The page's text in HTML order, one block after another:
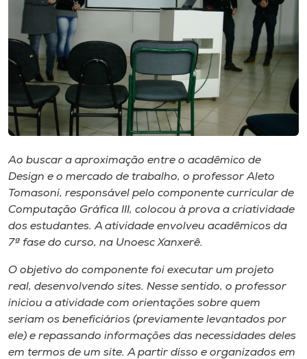
Editora
Rádio
Museu
Store
Selecione
o idioma
Ao buscar a aproximação entre o acadêmico de
Design e o mercado de trabalho, o professor Aleto
Tomasoni, responsável pelo componente curricular de
Computação Gráfica III, colocou à prova a criatividade
dos estudantes. A atividade envolveu acadêmicos da
7ª fase do curso, na Unoesc Xanxerê.
O objetivo do componente foi executar um projeto
real, desenvolvendo sites. Nesse sentido, o professor
iniciou a atividade com orientações sobre quem
seriam os beneficiários (previamente levantados por
ele) e repassando informações das necessidades deles
em termos de um site. A partir disso e organizados em